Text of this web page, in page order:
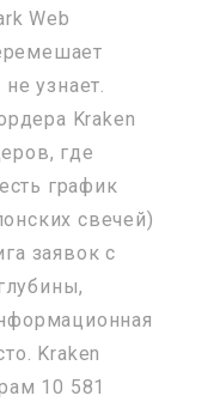
Web
узнает.
Kraken
где
график
свечей)
заявок с
Kraken
10 581